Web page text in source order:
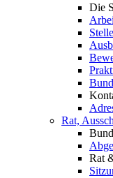
Die
Rat,
Rat